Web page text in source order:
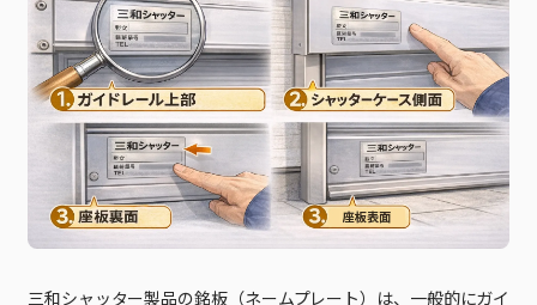
三和シャッター製品の銘板（ネームプレート）は、一般的にガイ